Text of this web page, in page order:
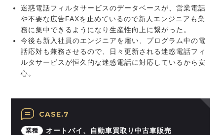
迷惑電話フィルタサービスのデータベースが、営業電話
や不要な広告FAXを止めているので新人エンジニアも業
務に集中できるようになり生産性向上に繋がった。
今後も新入社員のエンジニアを雇い、プログラム中の電
話応対も兼務させるので、日々更新される迷惑電話フィ
ルタサービスが恒久的な迷惑電話に対応しているから安
心。
CASE.7
業種
オートバイ、自動車買取り中古車販売